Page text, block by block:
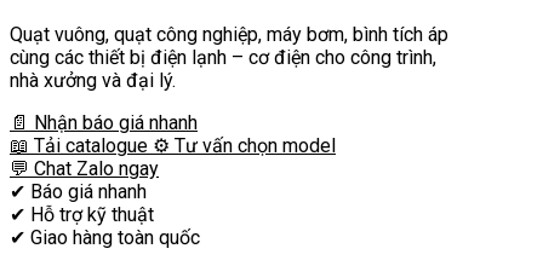
Quạt vuông, quạt công nghiệp, máy bơm, bình tích áp
cùng các thiết bị điện lạnh – cơ điện cho công trình,
nhà xưởng và đại lý.
📄 Nhận báo giá nhanh
📖 Tải catalogue ⚙️ Tư vấn chọn model
💬 Chat Zalo ngay
✔ Báo giá nhanh
✔ Hỗ trợ kỹ thuật
✔ Giao hàng toàn quốc